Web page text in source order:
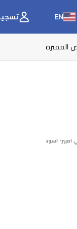
EN
المميزة